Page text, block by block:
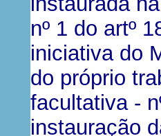
nº 1 do artº
iniciativa do
do próprio
facultativa -
instauração